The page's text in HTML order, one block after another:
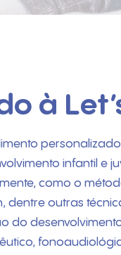
à
infantil e
como o
dentre outras
do